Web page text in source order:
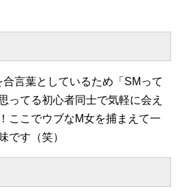
言葉としているため「SMって
ってる初心者同士で気軽に会え
ここでウブなM女を捕まえて一
です（笑）